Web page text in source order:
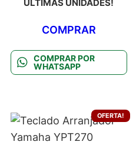
ÚLTIMAS UNIDADES!
COMPRAR
COMPRAR POR
WHATSAPP
OFERTA!